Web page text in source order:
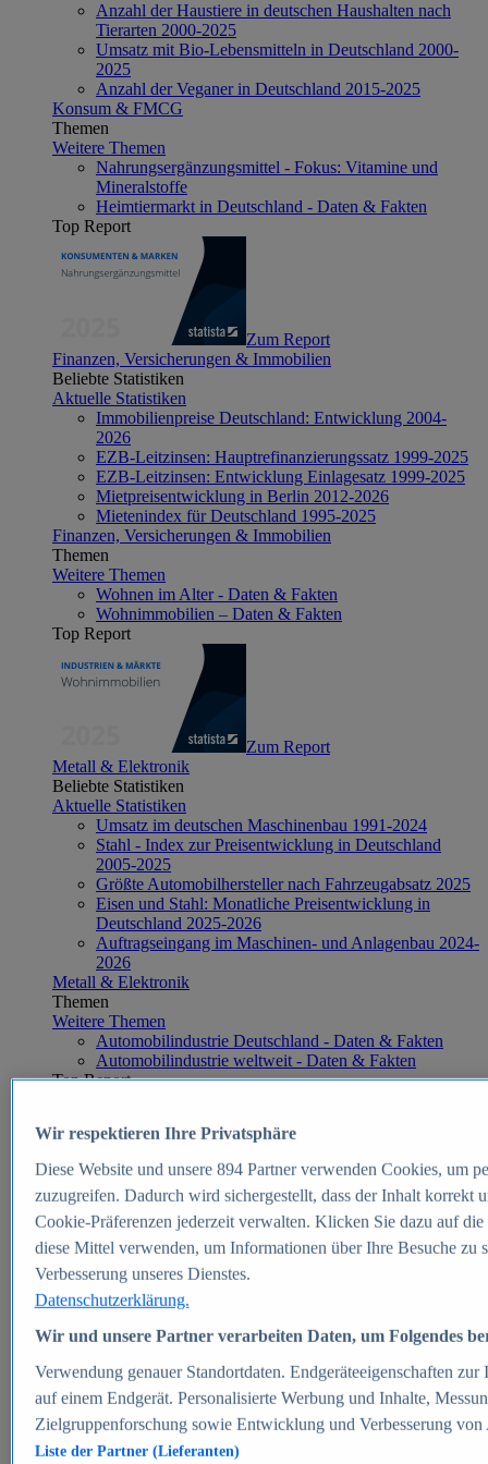
Anzahl der Haustiere in deutschen Haushalten nach
Tierarten 2000-2025
Umsatz mit Bio-Lebensmitteln in Deutschland 2000-
2025
Anzahl der Veganer in Deutschland 2015-2025
Konsum & FMCG
Themen
Weitere Themen
Nahrungsergänzungsmittel - Fokus: Vitamine und
Mineralstoffe
Heimtiermarkt in Deutschland - Daten & Fakten
Top Report
Zum Report
Finanzen, Versicherungen & Immobilien
Beliebte Statistiken
Aktuelle Statistiken
Immobilienpreise Deutschland: Entwicklung 2004-
2026
EZB-Leitzinsen: Hauptrefinanzierungssatz 1999-2025
EZB-Leitzinsen: Entwicklung Einlagesatz 1999-2025
Mietpreisentwicklung in Berlin 2012-2026
Mietenindex für Deutschland 1995-2025
Finanzen, Versicherungen & Immobilien
Themen
Weitere Themen
Wohnen im Alter - Daten & Fakten
Wohnimmobilien – Daten & Fakten
Top Report
Zum Report
Metall & Elektronik
Beliebte Statistiken
Aktuelle Statistiken
Umsatz im deutschen Maschinenbau 1991-2024
Stahl - Index zur Preisentwicklung in Deutschland
2005-2025
Größte Automobilhersteller nach Fahrzeugabsatz 2025
Eisen und Stahl: Monatliche Preisentwicklung in
Deutschland 2025-2026
Auftragseingang im Maschinen- und Anlagenbau 2024-
2026
Metall & Elektronik
Themen
Weitere Themen
Automobilindustrie Deutschland - Daten & Fakten
Automobilindustrie weltweit - Daten & Fakten
Top Report
Zum Report
E-commerce
Beliebte Statistiken
Aktuelle Statistiken
E-Commerce - Entwicklung des Umsatzes in
Deutschland 1999-2025
Umsatz von Amazon in Deutschland und weltweit
2010-2025
B2C-E-Commerce: Top-50 Online Shops in
Deutschland 2024
Marktanteile von Online-Zahlungsverfahren in
Deutschland 2024
Umsatzstarke Warengruppen im Online-Handel in
Deutschland 2023-2025
Wir respektieren Ihre Privatsphäre
Diese Website und unsere 894Partner verwenden Cookies, um
zuzugreifen. Dadurch wird sichergestellt, dass der Inhalt korrekt
Cookie-Präferenzen jederzeit verwalten. Klicken Sie dazu auf
diese Mittel verwenden, um Informationen über Ihre Besuche
Verbesserung unseres Dienstes.
Datenschutzerklärung.
Wir und unsere Partner verarbeiten Daten, um Folgendes
Verwendung genauer Standortdaten. Endgeräteeigenschaften
auf einem Endgerät. Personalisierte Werbung und Inhalte,
Zielgruppenforschung sowie Entwicklung und Verbesserung von
Liste der Partner (Lieferanten)